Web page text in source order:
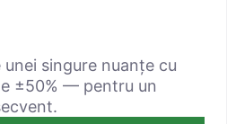
singure nuanțe cu
±50% — pentru un